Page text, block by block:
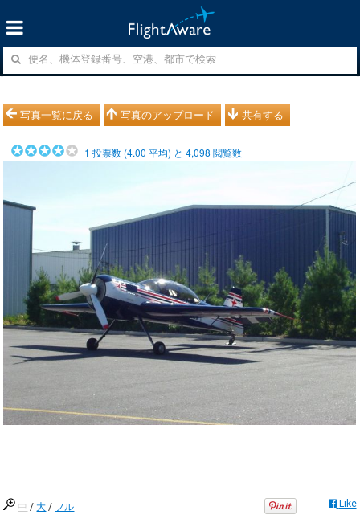
写真一覧に戻る 写真のアップロード 共有する
1 投票数 (4.00 平均) と4,098 閲覧数
中 /大 / フル Like